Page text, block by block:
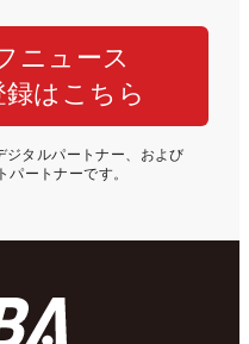
ニュース
はこちら
ジタルパートナー、および
パートナーです。